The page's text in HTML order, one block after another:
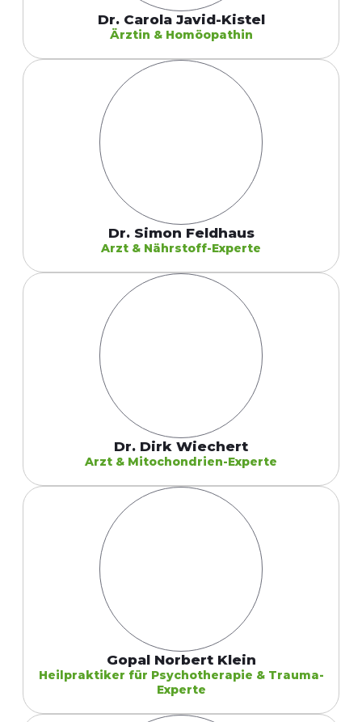
Dr. Carola Javid-Kistel
Ärztin & Homöopathin
Dr. Simon Feldhaus
Arzt & Nährstoff-Experte
Dr. Dirk Wiechert
Arzt & Mitochondrien-Experte
Gopal Norbert Klein
Heilpraktiker für Psychotherapie & Trauma-
Experte